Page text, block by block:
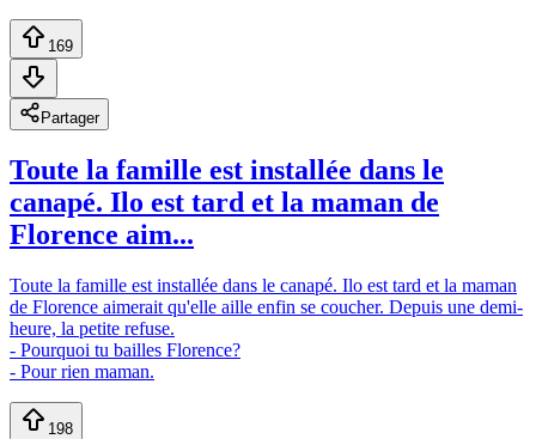
169
Partager
Toute la famille est installée dans le
canapé. Ilo est tard et la maman de
Florence aim...
Toute la famille est installée dans le canapé. Ilo est tard et la maman
de Florence aimerait qu'elle aille enfin se coucher. Depuis une demi-
heure, la petite refuse.
- Pourquoi tu bailles Florence?
- Pour rien maman.
198